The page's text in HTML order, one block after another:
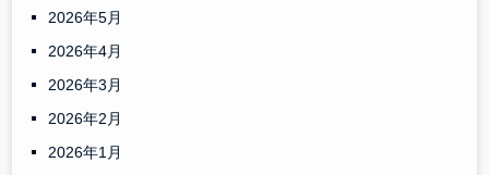
2026年5月
2026年4月
2026年3月
2026年2月
2026年1月